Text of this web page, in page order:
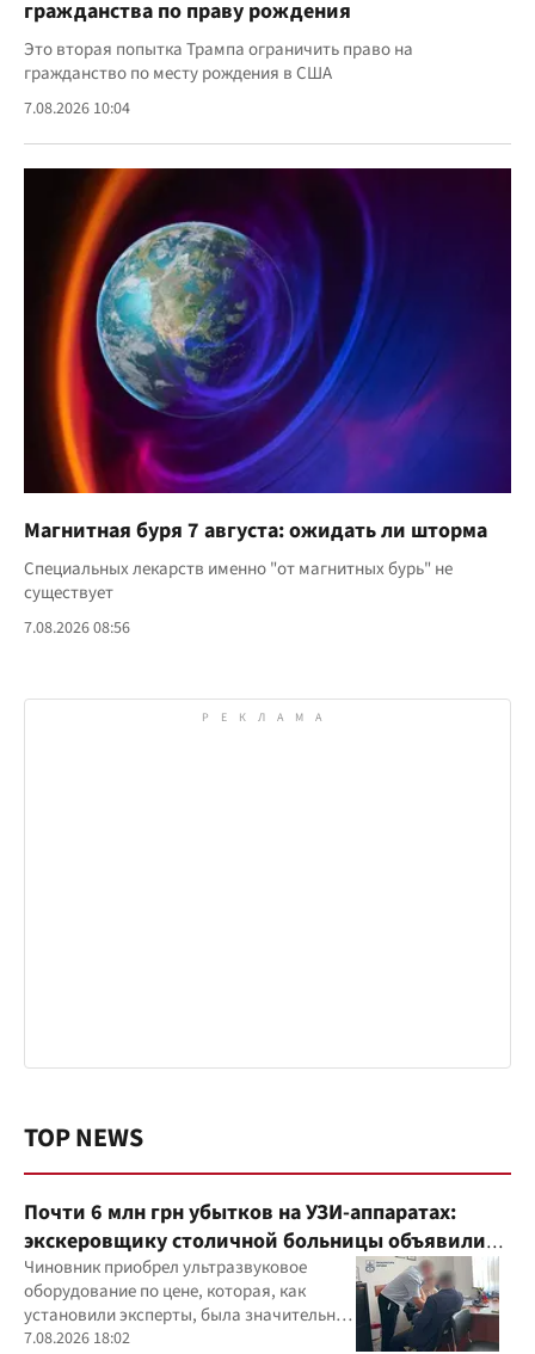
гражданства по праву рождения
Это вторая попытка Трампа ограничить право на
гражданство по месту рождения в США
7.08.2026 10:04
Магнитная буря 7 августа: ожидать ли шторма
Специальных лекарств именно "от магнитных бурь" не
существует
7.08.2026 08:56
TOP NEWS
Почти 6 млн грн убытков на УЗИ-аппаратах:
экскеровщику столичной больницы объявили
подозрение
Чиновник приобрел ультразвуковое
оборудование по цене, которая, как
установили эксперты, была значительно
выше рыночной
7.08.2026 18:02